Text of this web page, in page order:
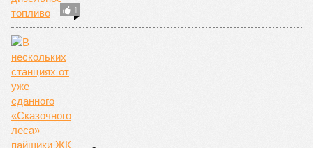
Премьер закавказской республики Никол Пашинян заявил, что
его страна может потребовать у Москвы до 2 млрд долларов
ежегодно за аренду Южно-Кавказской железной дороги (ЮКЖД).
В настоящий момент та эксплуатируется «дочкой» ОАО «РЖД»,
причём исключительно за российский счёт. И в
складывающейся ситуации, кажется, больше вопросов не к
Еревану, а к гендиректору монополии Олегу Белозёрову.